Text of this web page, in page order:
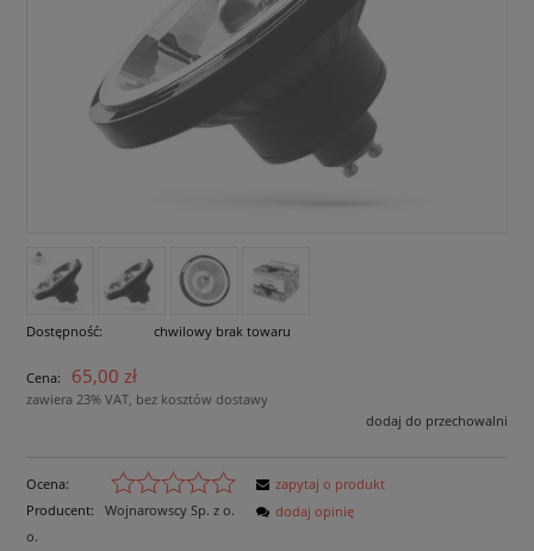
Dostępność: chwilowy brak towaru
Cena: 65,00 zł
zawiera 23% VAT, bez kosztów dostawy
dodaj do przechowalni
Ocena:
Producent:
Wojnarowscy Sp. z o.
o.
zapytaj o produkt
dodaj opinię